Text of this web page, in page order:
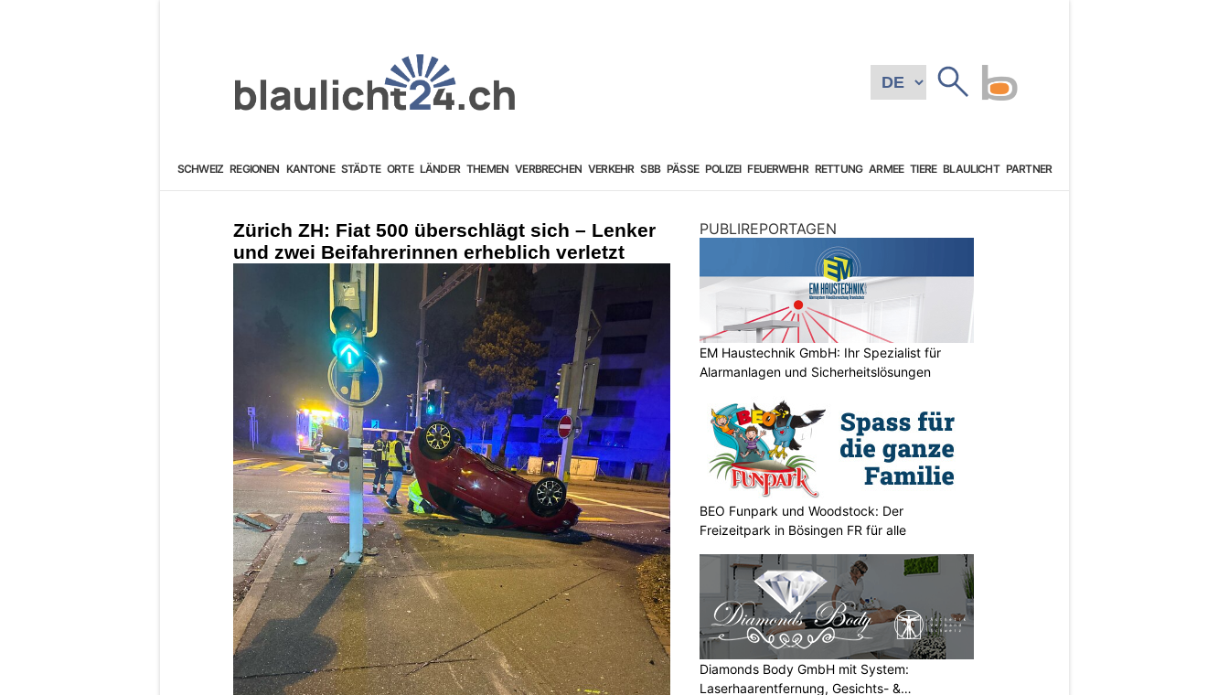
SCHWEIZ REGIONEN KANTONE STÄDTE ORTE LÄNDER THEMEN VERBRECHEN VERKEHR SBB PÄSSE POLIZEI FEUERWEHR RETTUNG ARMEE TIERE BLAULICHT PARTNER
Zürich ZH: Fiat 500 überschlägt sich – Lenker
und zwei Beifahrerinnen erheblich verletzt
PUBLIREPORTAGEN
EM Haustechnik GmbH: Ihr Spezialist für
Alarmanlagen und Sicherheitslösungen
BEO Funpark und Woodstock: Der
Freizeitpark in Bösingen FR für alle
Diamonds Body GmbH mit System:
Laserhaarentfernung, Gesichts- &